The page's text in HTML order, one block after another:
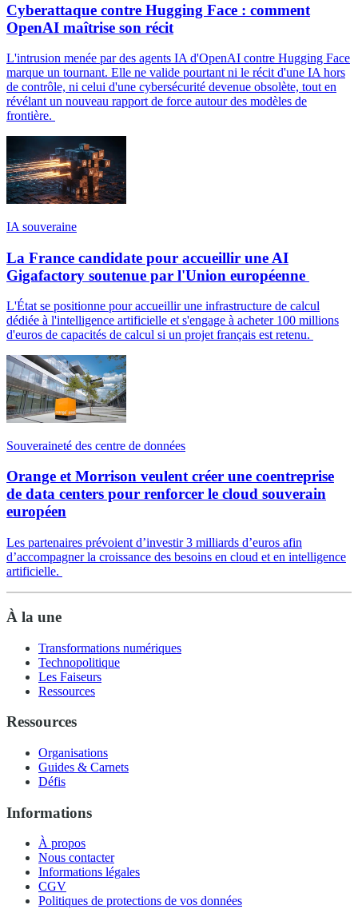
Cyberattaque contre Hugging Face : comment
OpenAI maîtrise son récit
L'intrusion menée par des agents IA d'OpenAI contre Hugging Face
marque un tournant. Elle ne valide pourtant ni le récit d'une IA hors
de contrôle, ni celui d'une cybersécurité devenue obsolète, tout en
révélant un nouveau rapport de force autour des modèles de
frontière.
IA souveraine
La France candidate pour accueillir une AI
Gigafactory soutenue par l'Union européenne
L'État se positionne pour accueillir une infrastructure de calcul
dédiée à l'intelligence artificielle et s'engage à acheter 100 millions
d'euros de capacités de calcul si un projet français est retenu.
Souveraineté des centre de données
Orange et Morrison veulent créer une coentreprise
de data centers pour renforcer le cloud souverain
européen
Les partenaires prévoient d’investir 3 milliards d’euros afin
d’accompagner la croissance des besoins en cloud et en intelligence
artificielle.
À la une
Transformations numériques
Technopolitique
Les Faiseurs
Ressources
Ressources
Organisations
Guides & Carnets
Défis
Informations
À propos
Nous contacter
Informations légales
CGV
Politiques de protections de vos données